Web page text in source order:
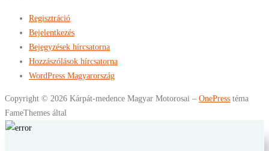
Regisztráció
Bejelentkezés
Bejegyzések hírcsatorna
Hozzászólások hírcsatorna
WordPress Magyarország
Copyright © 2026 Kárpát-medence Magyar Motorosai – OnePress téma
FameThemes által